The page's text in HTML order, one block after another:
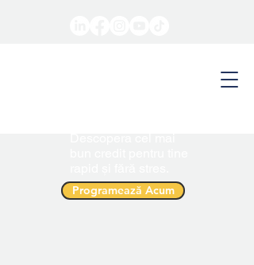
Programează Acum